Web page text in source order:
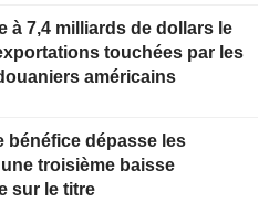
à 7,4 milliards de dollars le
touchées par les
américains
bénéfice dépasse les
troisième baisse
sur le titre